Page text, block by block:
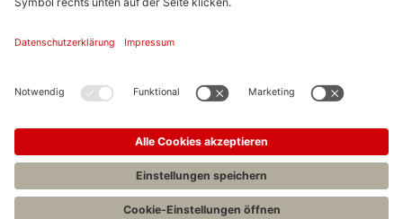
Impressum
Stellenangebote C.H.BECK